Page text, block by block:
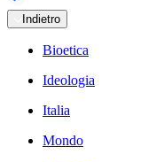
Indietro
Bioetica
Ideologia
Italia
Mondo